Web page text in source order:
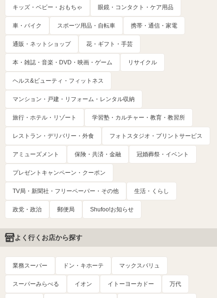
キッズ・ベビー・おもちゃ 眼鏡・コンタクト・ケア用品
車・バイク スポーツ用品・自転車 携帯・通信・家電
通販・ネットショップ 花・ギフト・手芸
本・雑誌・音楽・DVD・映画・ゲーム リサイクル
ヘルス&ビューティ・フィットネス
マンション・戸建・リフォーム・レンタル収納
旅行・ホテル・リゾート 学習塾・カルチャー・教育・教習所
レストラン・デリバリー・外食 フォトスタジオ・プリントサービス
アミューズメント 保険・共済・金融 冠婚葬祭・イベント
プレゼントキャンペーン・クーポン
TV局・新聞社・フリーペーパー・その他 生活・くらし
政党・政治 郵便局 Shufoo!お知らせ
よく行くお店から探す
業務スーパー ドン・キホーテ マックスバリュ
スーパーみらべる イオン イトーヨーカドー 万代